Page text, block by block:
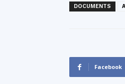
DOCUMENTS
Facebook